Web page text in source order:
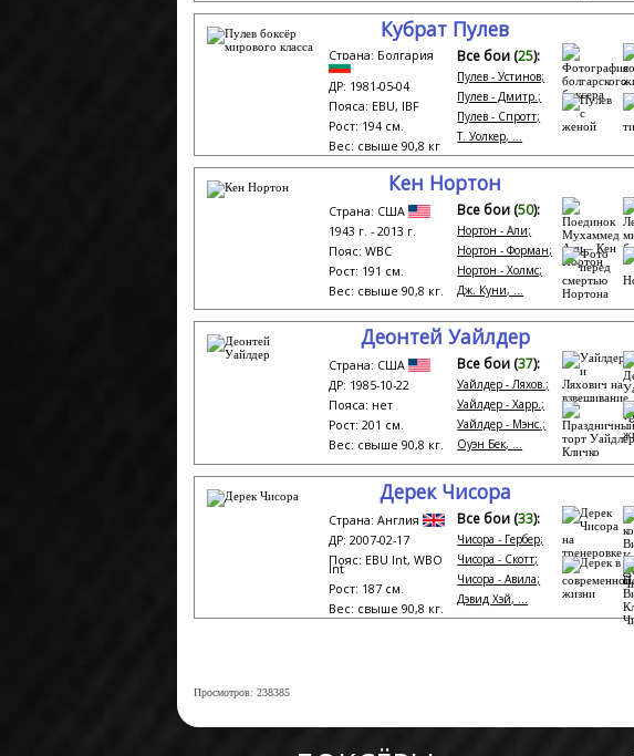
Кубрат Пулев
Страна: Болгария
ДР: 1981-05-04
Пояса: EBU, IBF
Рост: 194 см.
Вес: свыше 90,8 кг
Все бои (25):
Пулев - Устинов;
Пулев - Дмитр.;
Пулев - Спротт;
Т. Уолкер, ...
Кен Нортон
Страна: США
1943 г. - 2013 г.
Пояс: WBC
Рост: 191 см.
Вес: свыше 90,8 кг.
Все бои (50):
Нортон - Али;
Нортон - Форман;
Нортон - Холмс;
Дж. Куни, ...
Деонтей Уайлдер
Страна: США
ДР: 1985-10-22
Пояса: нет
Рост: 201 см.
Вес: свыше 90,8 кг.
Все бои (37):
Уайлдер - Ляхов.;
Уайлдер - Харр.;
Уайлдер - Мэнс.;
Оуэн Бек, ...
Дерек Чисора
Страна: Англия
ДР: 2007-02-17
Пояс: EBU Int, WBO
Int
Рост: 187 см.
Вес: свыше 90,8 кг.
Все бои (33):
Чисора - Гербер;
Чисора - Скотт;
Чисора - Авила;
Дэвид Хэй, ...
Просмотров: 238385